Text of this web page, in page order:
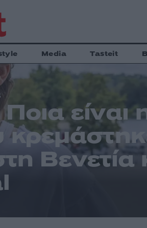
Media Tasteit
είναι
Βενετία